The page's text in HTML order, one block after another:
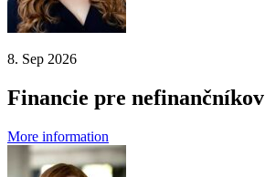
8. Sep 2026
Financie pre nefinančníkov
More information